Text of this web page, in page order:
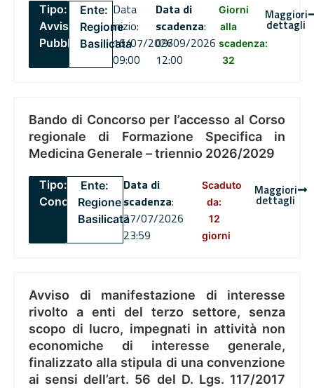
Tipo:
Avviso
Pubblico
Ente:
Regione
Basilicata
Data
inizio:
16/07/2026
09:00
Data di
scadenza:
09/09/2026
12:00
Giorni
alla
scadenza:
32
Maggiori
dettagli
Bando di Concorso per l’accesso al Corso
regionale di Formazione Specifica in
Medicina Generale – triennio 2026/2029
Tipo:
Concorsi
Ente:
Regione
Basilicata
Data di
scadenza:
27/07/2026
23:59
Scaduto
da:
12
giorni
Maggiori
dettagli
Avviso di manifestazione di interesse
rivolto a enti del terzo settore, senza
scopo di lucro, impegnati in attività non
economiche di interesse generale,
finalizzato alla stipula di una convenzione
ai sensi dell’art. 56 del D. Lgs. 117/2017